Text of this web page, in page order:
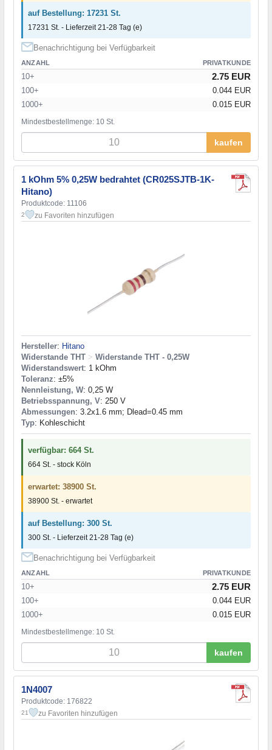
auf Bestellung: 17231 St.
17231 St. - Lieferzeit 21-28 Tag (e)
Benachrichtigung bei Verfügbarkeit
ANZAHL PRIVATKUNDE
10+ 2.75 EUR
100+
0.044 EUR
1000+
0.015 EUR
Mindestbestellmenge: 10 St.
kaufen
1 kOhm 5% 0,25W bedrahtet (CR025SJTB-1K-
Hitano)
Produktcode: 11106
2 zu Favoriten hinzufügen
Hersteller: Hitano
Widerstande THT > Widerstande THT - 0,25W
Widerstandswert: 1 kOhm
Toleranz: ±5%
Nennleistung, W: 0,25 W
Betriebsspannung, V: 250 V
Abmessungen: 3.2x1.6 mm; Dlead=0.45 mm
Typ: Kohleschicht
verfügbar: 664 St.
664 St. - stock Köln
erwartet: 38900 St.
38900 St. - erwartet
auf Bestellung: 300 St.
300 St. - Lieferzeit 21-28 Tag (e)
Benachrichtigung bei Verfügbarkeit
ANZAHL PRIVATKUNDE
10+ 2.75 EUR
100+
0.044 EUR
1000+
0.015 EUR
Mindestbestellmenge: 10 St.
kaufen
1N4007
Produktcode: 176822
21 zu Favoriten hinzufügen